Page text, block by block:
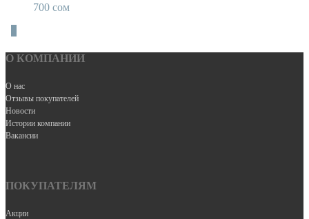
700 сом
О КОМПАНИИ
О нас
Отзывы покупателей
Новости
Истории компании
Вакансии
ПОКУПАТЕЛЯМ
Акции